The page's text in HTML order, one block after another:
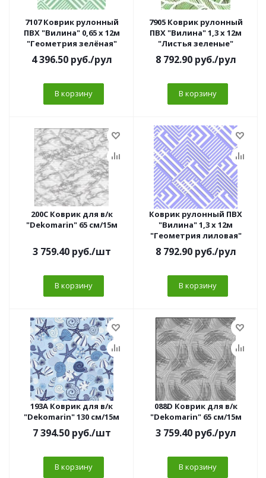
7107 Коврик рулонный
ПВХ "Вилина" 0,65 х 12м
"Геометрия зелёная"
4 396.50руб./рул
В корзину
7905 Коврик рулонный
ПВХ "Вилина" 1,3 х 12м
"Листья зеленые"
8 792.90руб./рул
В корзину
200С Коврик для в/к
"Dekomarin" 65 см/15м
3 759.40руб./шт
В корзину
Коврик рулонный ПВХ
"Вилина" 1,3 х 12м
"Геометрия лиловая"
8 792.90руб./рул
В корзину
193A Коврик для в/к
"Dekomarin" 130 см/15м
7 394.50руб./шт
В корзину
088D Коврик для в/к
"Dekomarin" 65 см/15м
3 759.40руб./рул
В корзину